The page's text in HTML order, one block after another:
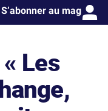
S’abonner au mag
Les